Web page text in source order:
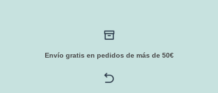
Envío gratis en pedidos de más de 50€